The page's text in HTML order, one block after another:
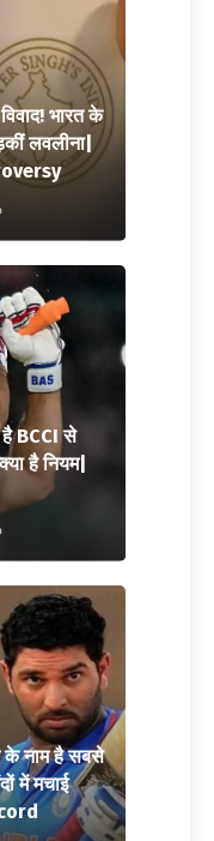
भारत के
लवलीना|
है BCCI से
है नियम|
के नाम है सबसे
में मचाई